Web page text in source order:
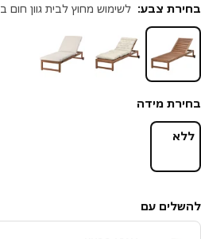
צבע: לשימוש מחוץ לבית גוון חום בהיר
מידה
עם